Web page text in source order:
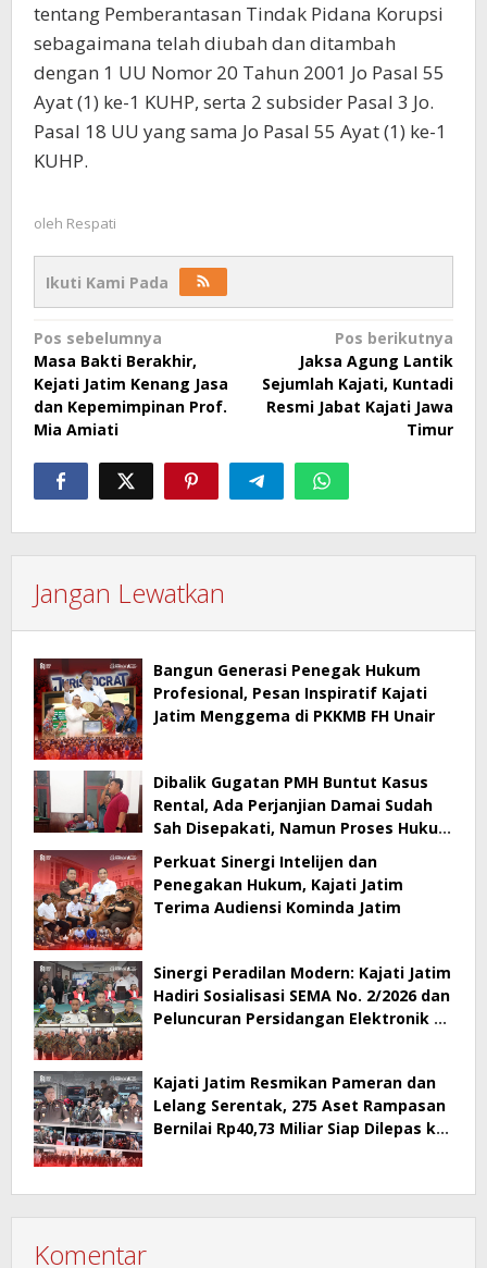
tentang Pemberantasan Tindak Pidana Korupsi
sebagaimana telah diubah dan ditambah
dengan 1 UU Nomor 20 Tahun 2001 Jo Pasal 55
Ayat (1) ke-1 KUHP, serta 2 subsider Pasal 3 Jo.
Pasal 18 UU yang sama Jo Pasal 55 Ayat (1) ke-1
KUHP.
oleh Respati
Ikuti Kami Pada
Navigasi
pos
Pos sebelumnya
Masa Bakti Berakhir,
Kejati Jatim Kenang Jasa
dan Kepemimpinan Prof.
Mia Amiati
Pos berikutnya
Jaksa Agung Lantik
Sejumlah Kajati, Kuntadi
Resmi Jabat Kajati Jawa
Timur
Jangan Lewatkan
Bangun Generasi Penegak Hukum
Profesional, Pesan Inspiratif Kajati
Jatim Menggema di PKKMB FH Unair
Dibalik Gugatan PMH Buntut Kasus
Rental, Ada Perjanjian Damai Sudah
Sah Disepakati, Namun Proses Hukum
Berlanjut
Perkuat Sinergi Intelijen dan
Penegakan Hukum, Kajati Jatim
Terima Audiensi Kominda Jatim
Sinergi Peradilan Modern: Kajati Jatim
Hadiri Sosialisasi SEMA No. 2/2026 dan
Peluncuran Persidangan Elektronik di
Kajati Jatim Resmikan Pameran dan
Lelang Serentak, 275 Aset Rampasan
Bernilai Rp40,73 Miliar Siap Dilepas ke
Komentar